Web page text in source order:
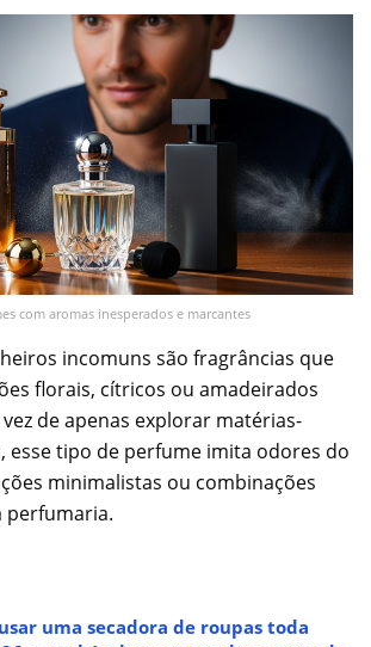
com aromas inesperados e marcantes
incomuns são fragrâncias que
florais, cítricos ou amadeirados
de apenas explorar matérias-
esse tipo de perfume imita odores do
minimalistas ou combinações
perfumaria.
uma secadora de roupas toda